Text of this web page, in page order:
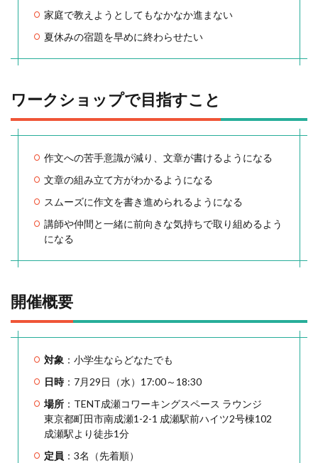
家庭で教えようとしてもなかなか進まない
夏休みの宿題を早めに終わらせたい
ワークショップで目指すこと
作文への苦手意識が減り、文章が書けるようになる
文章の組み立て方がわかるようになる
スムーズに作文を書き進められるようになる
講師や仲間と一緒に前向きな気持ちで取り組めるよう
になる
開催概要
対象 ：小学生ならどなたでも
日時：7月29日（水）17:00～18:30
場所 ：TENT成瀬コワーキングスペース ラウンジ
東京都町田市南成瀬1-2-1 成瀬駅前ハイツ2号棟102
成瀬駅より徒歩1分
定員 ：3名（先着順）